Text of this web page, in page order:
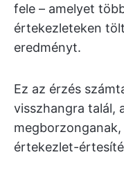
fele – amelyet
értekezleteken
eredményt.
Ez az érzés
visszhangra talál,
értekezlet-